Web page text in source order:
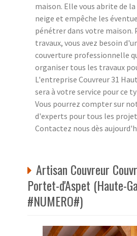
maison. Elle vous abrite de
neige et empêche les
pénétrer dans votre maison.
travaux, vous avez besoin
couverture professionnelle
organiser tous les travaux
L'entreprise Couvreur 31
sera à votre service pour ce
Vous pourrez compter sur
d'experts pour tous les
Contactez nous dès
Artisan Couvreur
Portet-d'Aspet (Haute-
#NUMERO#)